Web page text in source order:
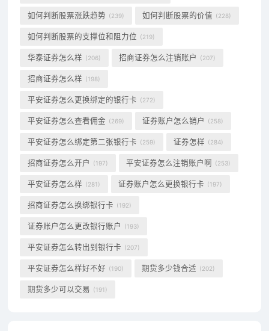
如何判断股票涨跌趋势 (239) 如何判断股票的价值 (228)
如何判断股票的支撑位和阻力位 (219)
华泰证券怎么样 (206) 招商证券怎么注销账户 (207)
招商证券怎么样 (198)
平安证券怎么更换绑定的银行卡 (272)
平安证券怎么查看佣金 (269) 证券账户怎么销户 (258)
平安证券怎么绑定第二张银行卡 (259) 证券怎样 (284)
招商证券怎么开户 (197) 平安证券怎么注销账户啊 (253)
平安证券怎么样 (281) 证券账户怎么更换银行卡 (197)
招商证券怎么换绑银行卡 (192)
证券账户怎么更改银行账户 (193)
平安证券怎么转出到银行卡 (207)
平安证券怎么样好不好 (190) 期货多少钱合适 (202)
期货多少可以交易 (191)